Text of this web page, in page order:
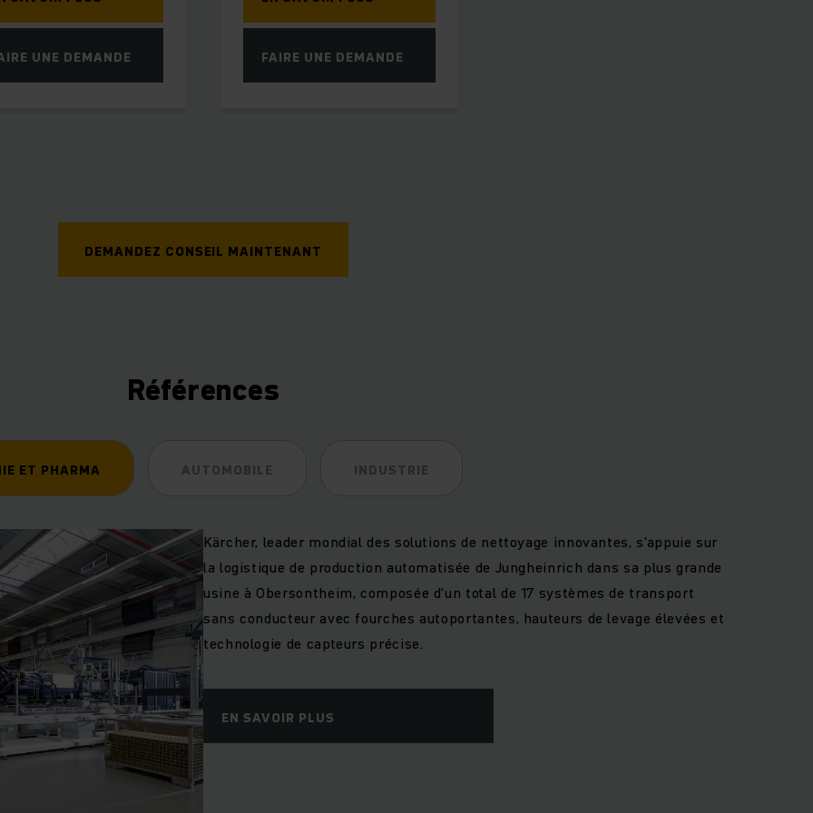
UNE DEMANDE FAIRE UNE DEMANDE
DEMANDEZ CONSEIL MAINTENANT
Références
ET PHARMA AUTOMOBILE INDUSTRIE
Kärcher, leader mondial des solutions de nettoyage innovantes, s'appuie sur
la logistique de production automatisée de Jungheinrich dans sa plus grande
usine à Obersontheim, composée d'un total de 17 systèmes de transport
sans conducteur avec fourches autoportantes, hauteurs de levage élevées et
technologie de capteurs précise.
EN SAVOIR PLUS